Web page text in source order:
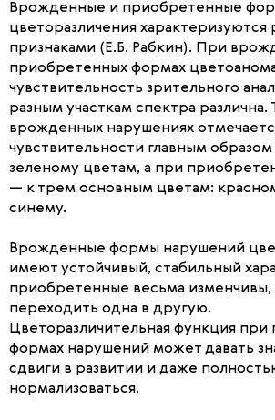
Врожденные и приобретенные
цветоразличения характеризуются
признаками (Е.Б. Рабкин). При
приобретенных формах
чувствительность зрительного
разным участкам спектра различна.
врожденных нарушениях
чувствительности главным
зеленому цветам, а при
— к трем основным цветам:
синему.
Врожденные формы нарушений
имеют устойчивый, стабильный
приобретенные весьма изменчивы,
переходить одна в другую.
Цветоразличительная функция
формах нарушений может давать
сдвиги в развитии и даже
нормализоваться.